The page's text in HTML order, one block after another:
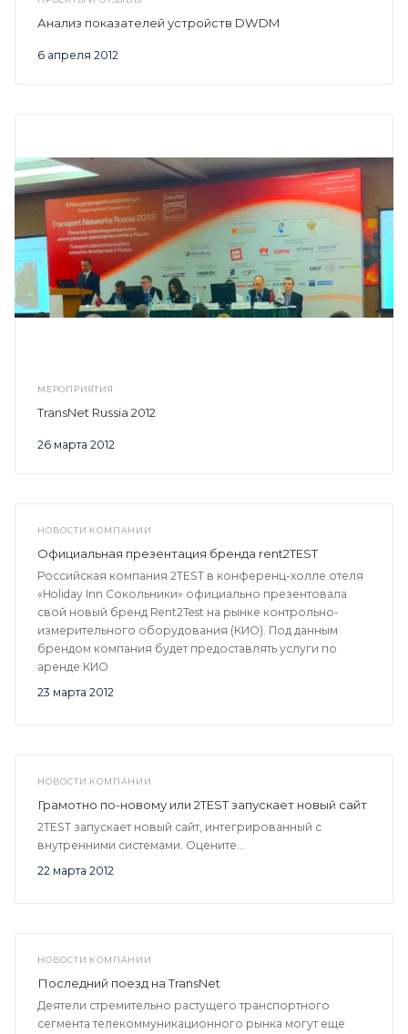
6 апреля 2012
Анализ показателей устройств DWDM
МЕРОПРИЯТИЯ
26 марта 2012
TransNet Russia 2012
НОВОСТИ КОМПАНИИ
23 марта 2012
Официальная презентация бренда rent2TEST
Российская компания 2TEST в конференц-холле отеля
«Holiday Inn Сокольники» официально презентовала
свой новый бренд Rent2Test на рынке контрольно-
измерительного оборудования (КИО). Под данным
брендом компания будет предоставлять услуги по
аренде КИО
НОВОСТИ КОМПАНИИ
22 марта 2012
Грамотно по-новому или 2TEST запускает новый сайт
2TEST запускает новый сайт, интегрированный с
внутренними системами. Оцените...
НОВОСТИ КОМПАНИИ
Последний поезд на TransNet
Деятели стремительно растущего транспортного
сегмента телекоммуникационного рынка могут еще